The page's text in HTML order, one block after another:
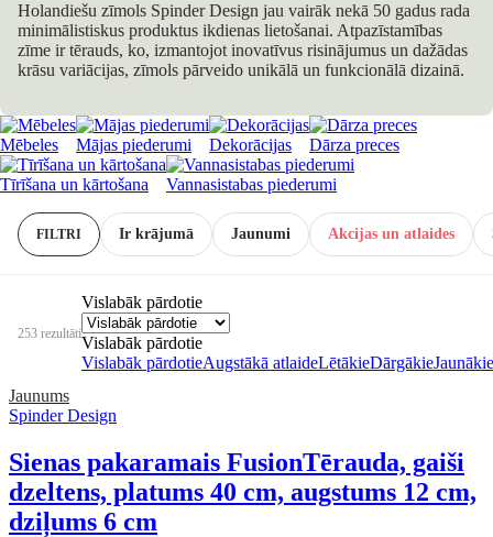
Holandiešu zīmols Spinder Design jau vairāk nekā 50 gadus rada
minimālistiskus produktus ikdienas lietošanai. Atpazīstamības
zīme ir tērauds, ko, izmantojot inovatīvus risinājumus un dažādas
krāsu variācijas, zīmols pārveido unikālā un funkcionālā dizainā.
Mēbeles Mājas piederumi Dekorācijas Dārza preces
Tīrīšana un kārtošana Vannasistabas piederumi
FILTRI Ir krājumā Akcijas un atlaides
Jaunumi
253 rezultāti
Vislabāk pārdotie
Vislabāk pārdotie
Vislabāk pārdotieAugstākā atlaideLētākieDārgākieJaunākie
Jaunums
Spinder Design
Sienas pakaramais FusionTērauda, gaiši
dzeltens, platums 40 cm, augstums 12 cm,
dziļums 6 cm